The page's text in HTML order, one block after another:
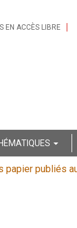
EN ACCÈS LIBRE
papier publiés